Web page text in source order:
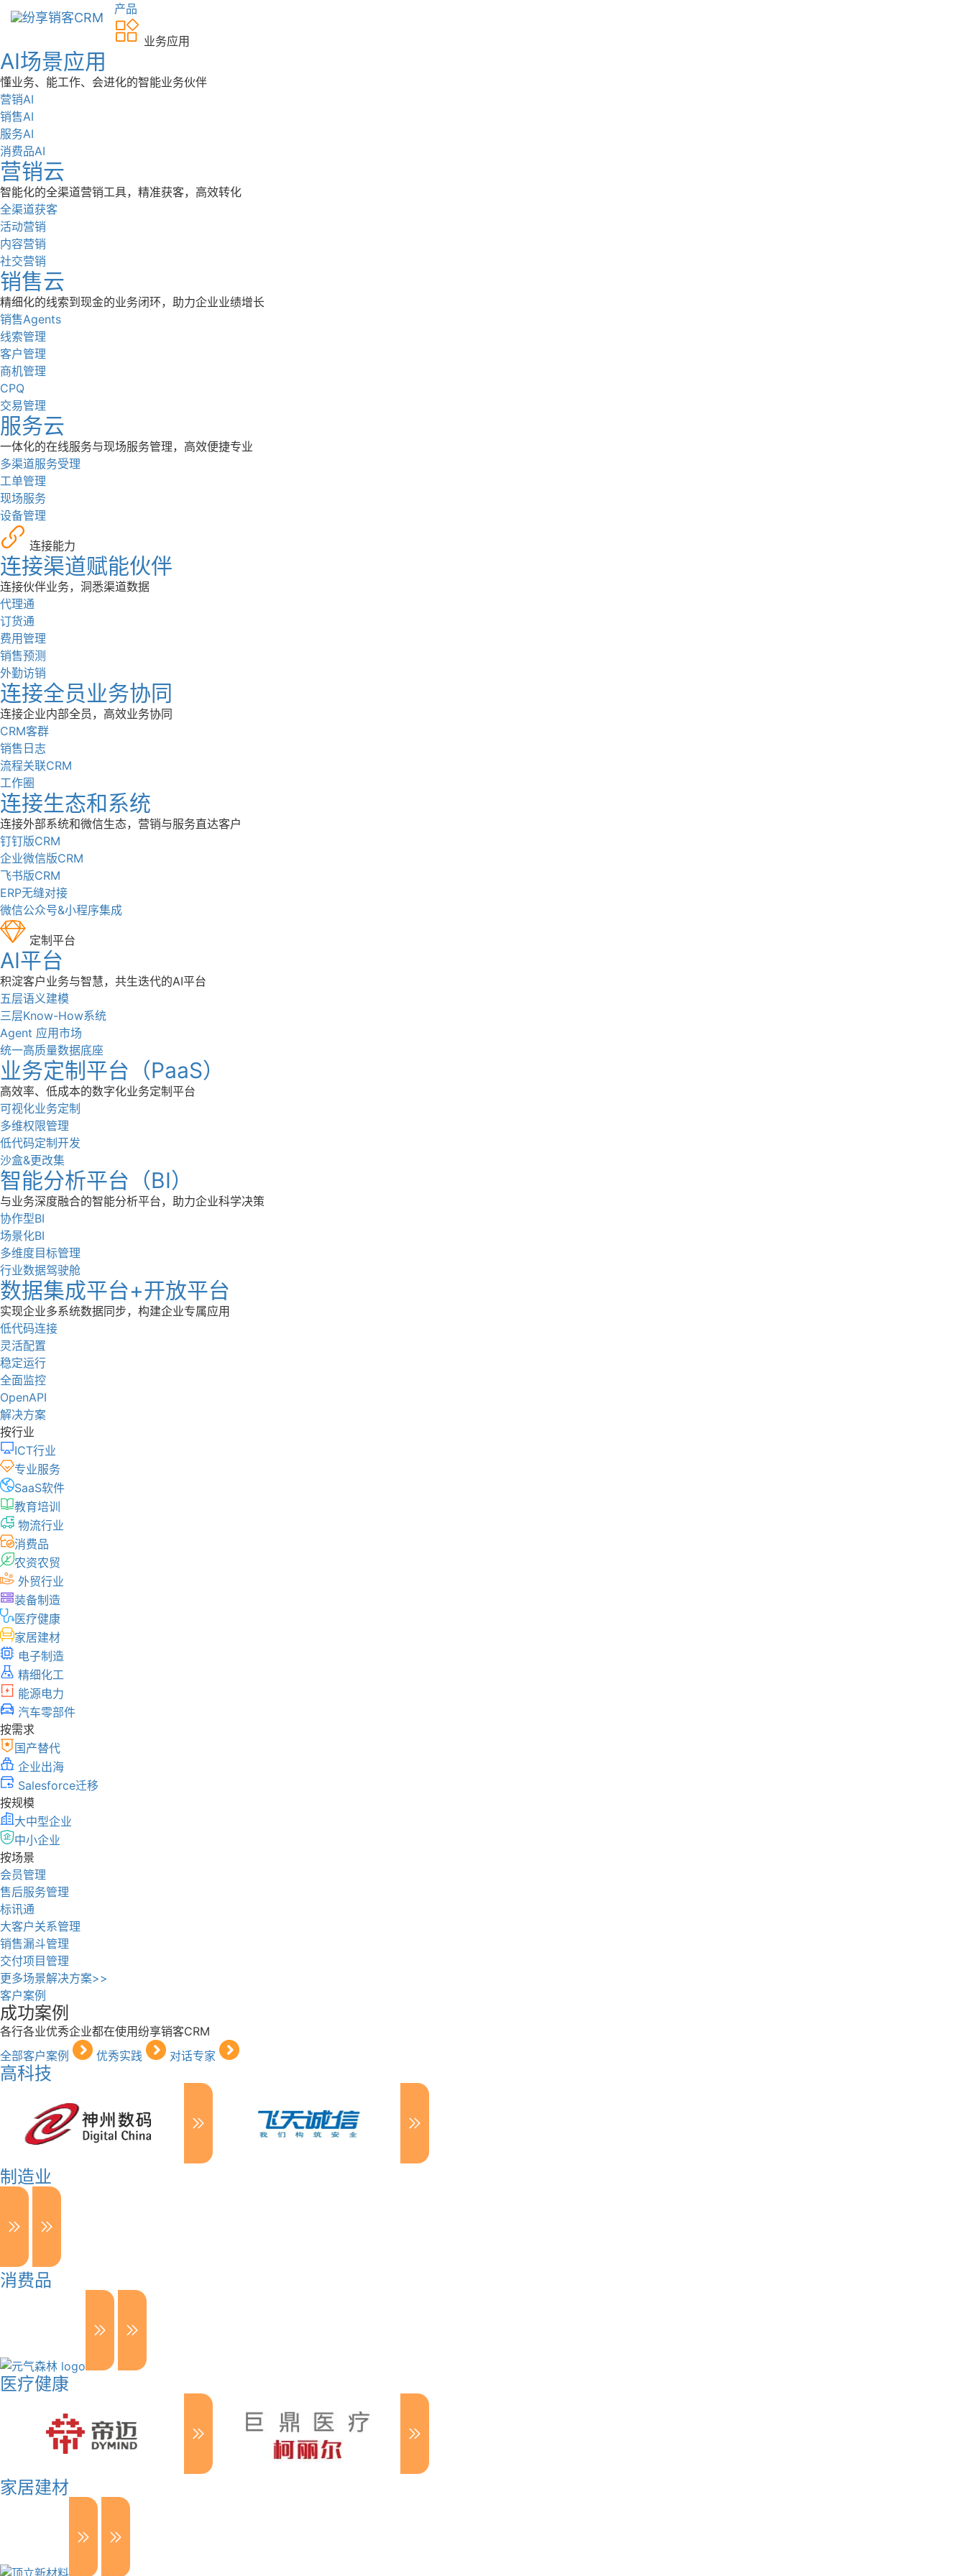
产品
业务应用
AI场景应用
懂业务、能工作、会进化的智能业务伙伴
营销AI
销售AI
服务AI
消费品AI
营销云
智能化的全渠道营销工具，精准获客，高效转化
全渠道获客
活动营销
内容营销
社交营销
销售云
精细化的线索到现金的业务闭环，助力企业业绩增长
销售Agents
线索管理
客户管理
商机管理
CPQ
交易管理
服务云
一体化的在线服务与现场服务管理，高效便捷专业
多渠道服务受理
工单管理
现场服务
设备管理
连接能力
连接渠道赋能伙伴
连接伙伴业务，洞悉渠道数据
代理通
订货通
费用管理
销售预测
外勤访销
连接全员业务协同
连接企业内部全员，高效业务协同
CRM客群
销售日志
流程关联CRM
工作圈
连接生态和系统
连接外部系统和微信生态，营销与服务直达客户
钉钉版CRM
企业微信版CRM
飞书版CRM
ERP无缝对接
微信公众号&小程序集成
定制平台
AI平台
积淀客户业务与智慧，共生迭代的AI平台
五层语义建模
三层Know-How系统
Agent 应用市场
统一高质量数据底座
业务定制平台（PaaS）
高效率、低成本的数字化业务定制平台
可视化业务定制
多维权限管理
低代码定制开发
沙盒&更改集
智能分析平台（BI）
与业务深度融合的智能分析平台，助力企业科学决策
协作型BI
场景化BI
多维度目标管理
行业数据驾驶舱
数据集成平台+开放平台
实现企业多系统数据同步，构建企业专属应用
低代码连接
灵活配置
稳定运行
全面监控
OpenAPI
解决方案
按行业
ICT行业
专业服务
SaaS软件
教育培训
物流行业
消费品
农资农贸
外贸行业
装备制造
医疗健康
家居建材
电子制造
精细化工
能源电力
汽车零部件
按需求
国产替代
企业出海
Salesforce迁移
按规模
大中型企业
中小企业
按场景
会员管理
售后服务管理
标讯通
大客户关系管理
销售漏斗管理
交付项目管理
更多场景解决方案>>
客户案例
成功案例
各行各业优秀企业都在使用纷享销客CRM
全部客户案例
优秀实践 对话专家
高科技
制造业
消费品
医疗健康
家居建材